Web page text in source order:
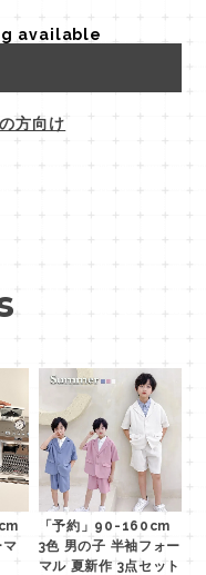
available
方向け
マ
「予約」90-160cm
3色 男の子 半袖フォー
マル 夏新作 3点セット